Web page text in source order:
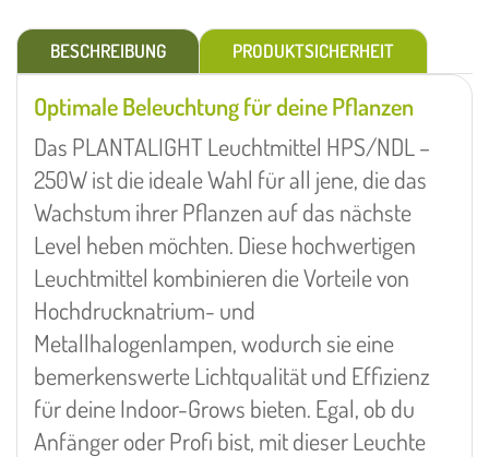
BESCHREIBUNG PRODUKTSICHERHEIT
Optimale Beleuchtung für deine Pflanzen
Das PLANTALIGHT Leuchtmittel HPS/NDL –
250W ist die ideale Wahl für all jene, die das
Wachstum ihrer Pflanzen auf das nächste
Level heben möchten. Diese hochwertigen
Leuchtmittel kombinieren die Vorteile von
Hochdrucknatrium- und
Metallhalogenlampen, wodurch sie eine
bemerkenswerte Lichtqualität und Effizienz
für deine Indoor-Grows bieten. Egal, ob du
Anfänger oder Profi bist, mit dieser Leuchte